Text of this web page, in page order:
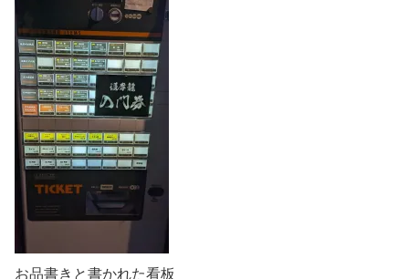
お品書きと書かれた看板